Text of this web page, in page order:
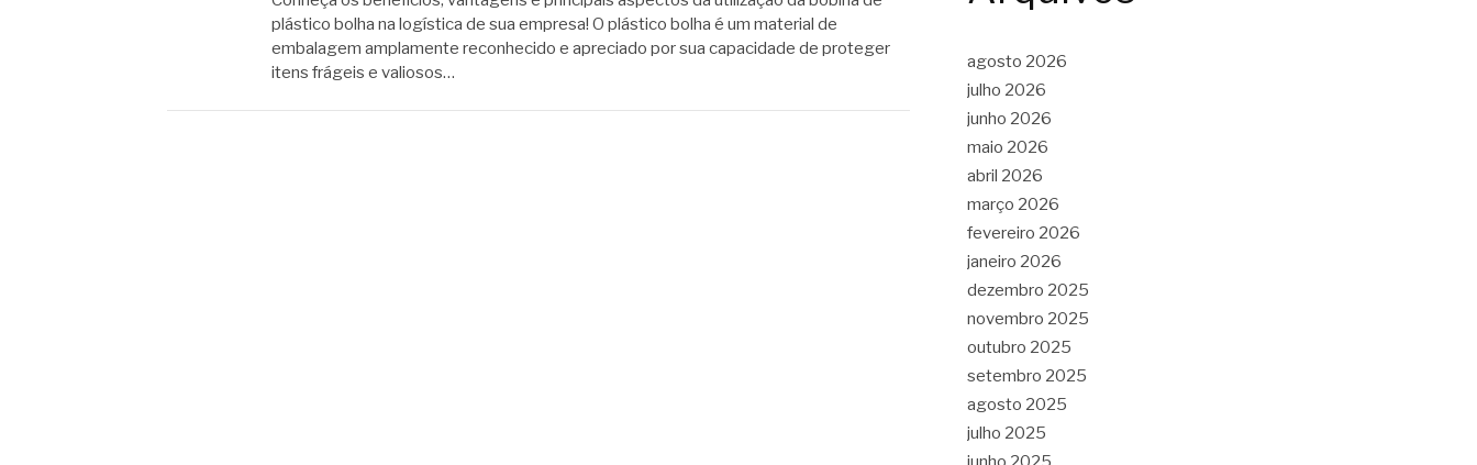
plástico bolha na logística de sua empresa! O plástico bolha é um material de
embalagem amplamente reconhecido e apreciado por sua capacidade de proteger
itens frágeis e valiosos…
agosto 2026
julho 2026
junho 2026
maio 2026
abril 2026
março 2026
fevereiro 2026
janeiro 2026
dezembro 2025
novembro 2025
outubro 2025
setembro 2025
agosto 2025
julho 2025